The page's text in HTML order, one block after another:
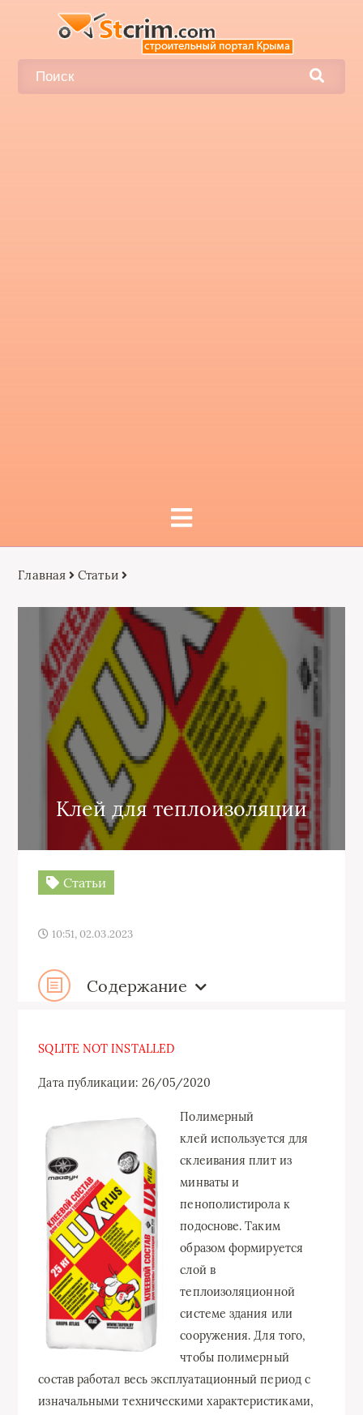
Главная Статьи
Клей для теплоизоляции
Статьи
10:51, 02.03.2023
Содержание
SQLITE NOT INSTALLED
Дата публикации: 26/05/2020
Полимерный
клей используется для
склеивания плит из
минваты и
пенополистирола к
подоснове. Таким
образом формируется
слой в
теплоизоляционной
системе здания или
сооружения. Для того,
чтобы полимерный
состав работал весь эксплуатационный период с
изначальными техническими характеристиками,